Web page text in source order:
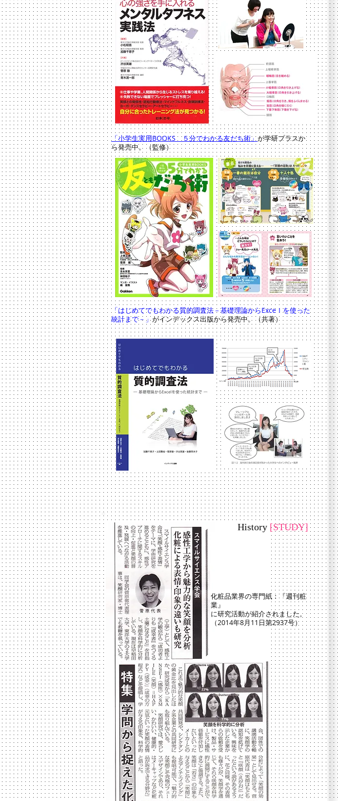
「小学生実用BOOKS ５分でわかる友だち術」が学研プラスか
ら発売中。（監修）
「はじめてでもわかる質的調査法－基礎理論からExceｌを使った
統計まで－」がインデックス出版から発売中。（共著）
History [STUDY]
化粧品業界の専門紙：『週刊粧
業』
に研究活動が紹介されました。
（2014年8月11日第2937号）